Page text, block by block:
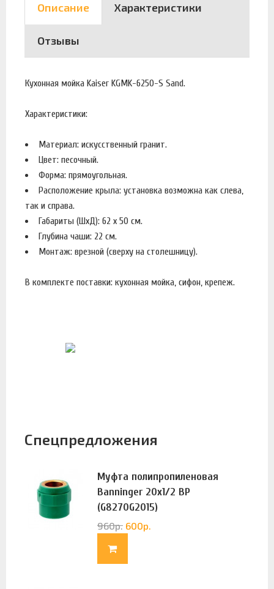
Описание Характеристики
Отзывы
Кухонная мойка Kaiser KGMK-6250-S Sand.
Характеристики:
Материал: искусственный гранит.
Цвет: песочный.
Форма: прямоугольная.
Расположение крыла: установка возможна как слева,
так и справа.
Габариты (ШхД): 62 x 50 см.
Глубина чаши: 22 см.
Монтаж: врезной (сверху на столешницу).
В комплекте поставки: кухонная мойка, сифон, крепеж.
Спецпредложения
Муфта полипропиленовая
Banninger 20х1/2 ВР
(G8270G2015)
960р. 600р.